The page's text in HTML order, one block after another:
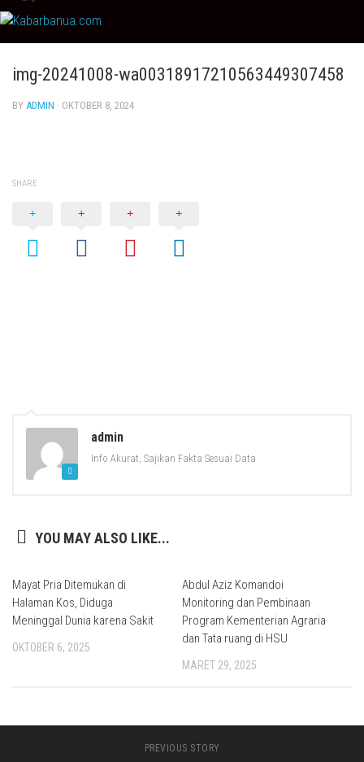
Skip
to
content
img-20241008-wa00318917210563449307458
BY ADMIN · OKTOBER 8, 2024
SHARE
admin
Info Akurat, Sajikan Fakta Sesuai Data
YOU MAY ALSO LIKE...
Mayat Pria Ditemukan di
Halaman Kos, Diduga
Meninggal Dunia karena Sakit
OKTOBER 6, 2025
Abdul Aziz Komandoi
Monitoring dan Pembinaan
Program Kementerian Agraria
dan Tata ruang di HSU
MARET 29, 2025
PREVIOUS STORY